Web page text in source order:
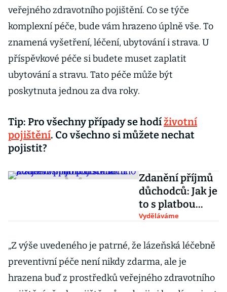
veřejného zdravotního pojištění. Co se týče
komplexní péče, bude vám hrazeno úplně vše. To
znamená vyšetření, léčení, ubytování i strava. U
příspěvkové péče si budete muset zaplatit
ubytování a stravu. Tato péče může být
poskytnuta jednou za dva roky.
Tip: Pro všechny případy se hodíživotní
pojištění. Co všechno si můžete nechat
pojistit?
Zdanění příjmů
důchodců: Jak je
to s platbou
sociálního a
pojištění?
Vyděláváme
„Z výše uvedeného je patrné, že lázeňská léčebně
preventivní péče není nikdy zdarma, ale je
hrazena buď z prostředků veřejného zdravotního